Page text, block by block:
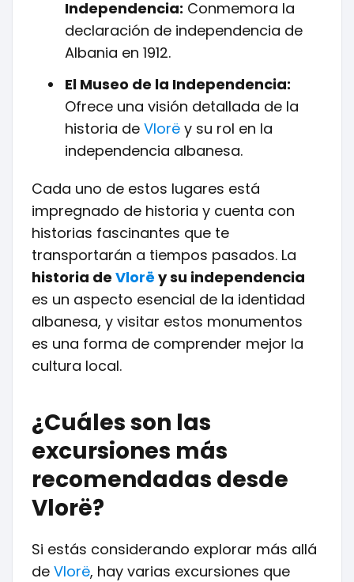
Independencia: Conmemora la
declaración de independencia de
Albania en 1912.
El Museo de la Independencia:
Ofrece una visión detallada de la
historia de Vlorë y su rol en la
independencia albanesa.
Cada uno de estos lugares está
impregnado de historia y cuenta con
historias fascinantes que te
transportarán a tiempos pasados. La
historia de Vlorë y su independencia
es un aspecto esencial de la identidad
albanesa, y visitar estos monumentos
es una forma de comprender mejor la
cultura local.
¿Cuáles son las
excursiones más
recomendadas desde
Vlorë?
Si estás considerando explorar más allá
de Vlorë, hay varias excursiones que